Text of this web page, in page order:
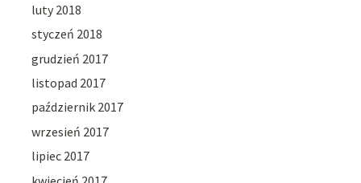
luty 2018
styczeń 2018
grudzień 2017
listopad 2017
październik 2017
wrzesień 2017
lipiec 2017